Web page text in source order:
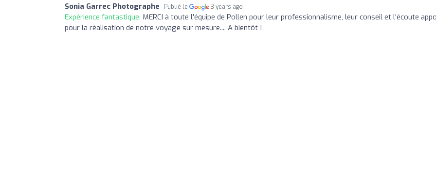
Sonia Garrec Photographe Publié le 3 years ago
Expérience fantastique: MERCI à toute l'équipe de Pollen pour leur professionnalisme, leur conseil et l'écoute
pour la réalisation de notre voyage sur mesure.... A bientôt !